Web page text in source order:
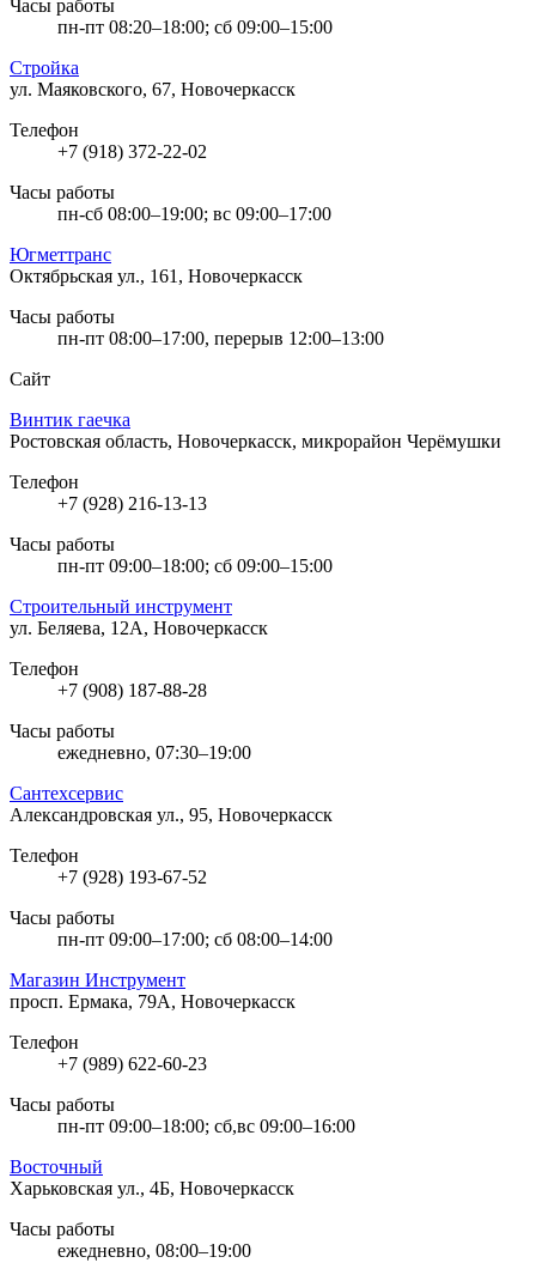
Часы работы
пн-пт 08:20–18:00; сб 09:00–15:00
Стройка
ул. Маяковского, 67, Новочеркасск
Телефон
+7 (918) 372-22-02
Часы работы
пн-сб 08:00–19:00; вс 09:00–17:00
Югметтранс
Октябрьская ул., 161, Новочеркасск
Часы работы
пн-пт 08:00–17:00, перерыв 12:00–13:00
Сайт
Винтик гаечка
Ростовская область, Новочеркасск, микрорайон Черёмушки
Телефон
+7 (928) 216-13-13
Часы работы
пн-пт 09:00–18:00; сб 09:00–15:00
Строительный инструмент
ул. Беляева, 12А, Новочеркасск
Телефон
+7 (908) 187-88-28
Часы работы
ежедневно, 07:30–19:00
Сантехсервис
Александровская ул., 95, Новочеркасск
Телефон
+7 (928) 193-67-52
Часы работы
пн-пт 09:00–17:00; сб 08:00–14:00
Магазин Инструмент
просп. Ермака, 79А, Новочеркасск
Телефон
+7 (989) 622-60-23
Часы работы
пн-пт 09:00–18:00; сб,вс 09:00–16:00
Восточный
Харьковская ул., 4Б, Новочеркасск
Часы работы
ежедневно, 08:00–19:00